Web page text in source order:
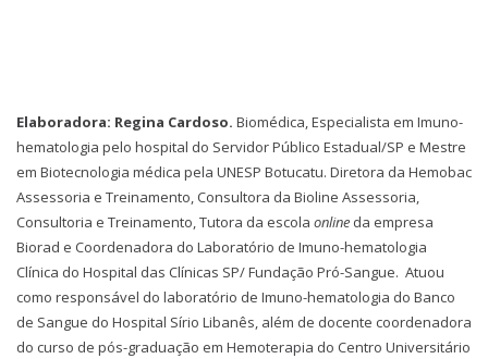
Elaboradora: Regina Cardoso. Biomédica, Especialista em Imuno-
hematologia pelo hospital do Servidor Público Estadual/SP e Mestre
em Biotecnologia médica pela UNESP Botucatu. Diretora da Hemobac
Assessoria e Treinamento, Consultora da Bioline Assessoria,
Consultoria e Treinamento, Tutora da escola online da empresa
Biorad e Coordenadora do Laboratório de Imuno-hematologia
Clínica do Hospital das Clínicas SP/ Fundação Pró-Sangue. Atuou
como responsável do laboratório de Imuno-hematologia do Banco
de Sangue do Hospital Sírio Libanês, além de docente coordenadora
do curso de pós-graduação em Hemoterapia do Centro Universitário